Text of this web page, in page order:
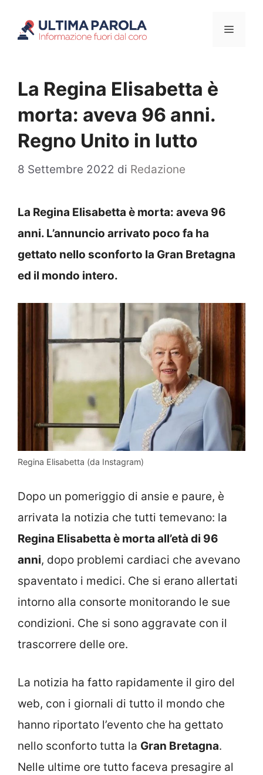
Menu
La Regina Elisabetta è
morta: aveva 96 anni.
Regno Unito in lutto
8 Settembre 2022 di Redazione
La Regina Elisabetta è morta: aveva 96
anni. L’annuncio arrivato poco fa ha
gettato nello sconforto la Gran Bretagna
ed il mondo intero.
Regina Elisabetta (da Instagram)
Dopo un pomeriggio di ansie e paure, è
arrivata la notizia che tutti temevano: la
Regina Elisabetta è morta all’età di 96
anni, dopo problemi cardiaci che avevano
spaventato i medici. Che si erano allertati
intorno alla consorte monitorando le sue
condizioni. Che si sono aggravate con il
trascorrere delle ore.
La notizia ha fatto rapidamente il giro del
web, con i giornali di tutto il mondo che
hanno riportato l’evento che ha gettato
nello sconforto tutta la Gran Bretagna.
Nelle ultime ore tutto faceva presagire al